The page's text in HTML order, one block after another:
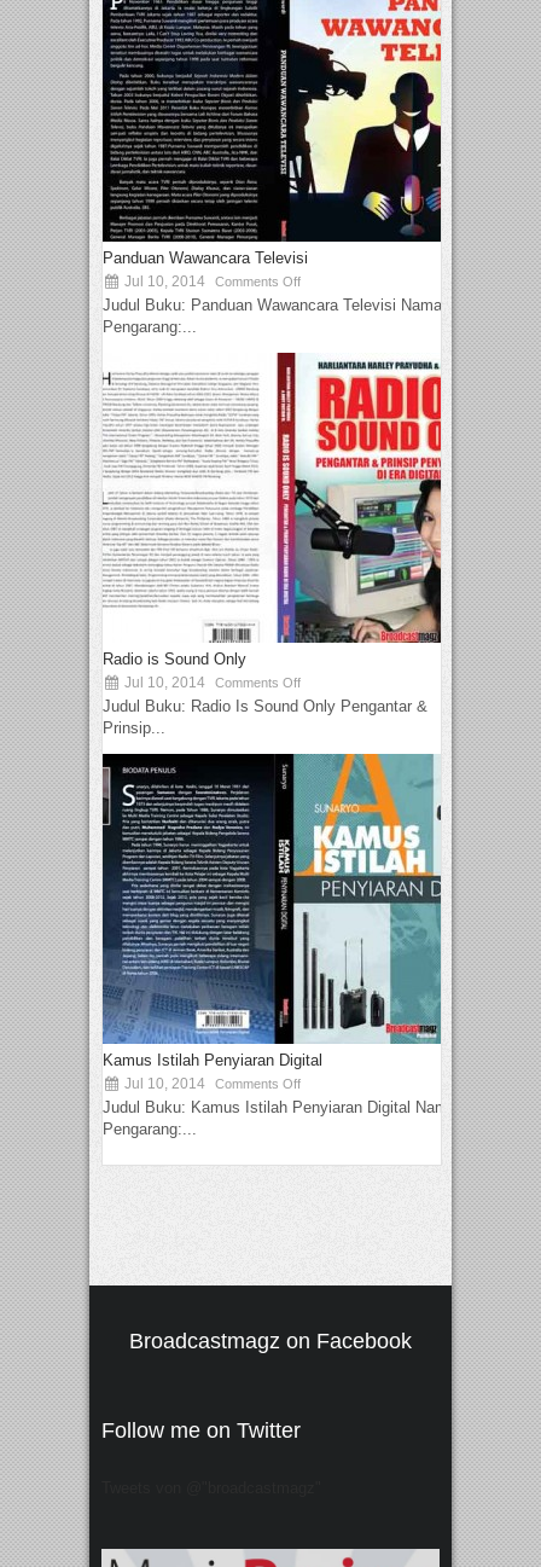
Panduan Wawancara Televisi
Jul 10, 2014 Comments Off
Judul Buku: Panduan Wawancara Televisi Nama
Pengarang:...
Radio is Sound Only
Jul 10, 2014 Comments Off
Judul Buku: Radio Is Sound Only Pengantar &
Prinsip...
Kamus Istilah Penyiaran Digital
Jul 10, 2014 Comments Off
Judul Buku: Kamus Istilah Penyiaran Digital Nama
Pengarang:...
Broadcastmagz on Facebook
Follow me on Twitter